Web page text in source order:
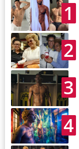
1
2
3
4